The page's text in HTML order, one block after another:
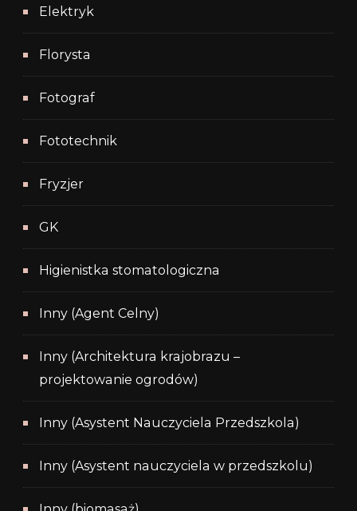
Elektryk
Florysta
Fotograf
Fototechnik
Fryzjer
GK
Higienistka stomatologiczna
Inny (Agent Celny)
Inny (Architektura krajobrazu –
projektowanie ogrodów)
Inny (Asystent Nauczyciela Przedszkola)
Inny (Asystent nauczyciela w przedszkolu)